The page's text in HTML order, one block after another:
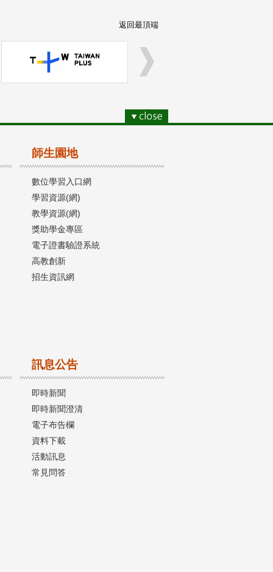
返回最頂端
師生園地
數位學習入口網
學習資源(網)
教學資源(網)
獎助學金專區
電子證書驗證系統
高教創新
招生資訊網
訊息公告
即時新聞
即時新聞澄清
電子布告欄
資料下載
活動訊息
常見問答